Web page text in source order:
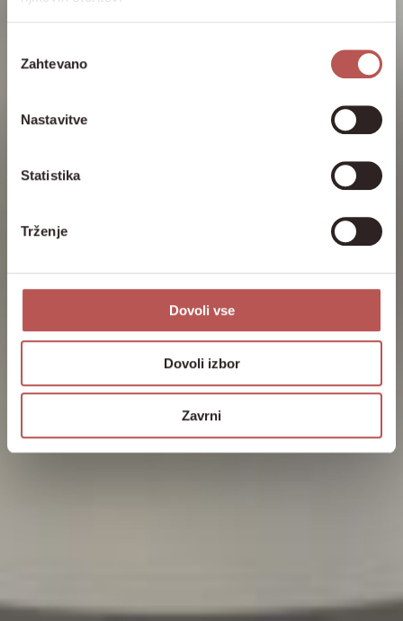
soglasja
Zahtevano
Nastavitve
Statistika
Trženje
Dovoli vse
Dovoli izbor
Zavrni